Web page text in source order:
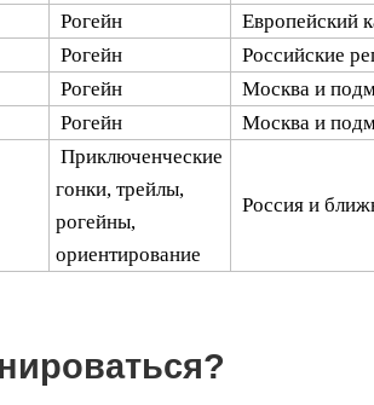
Рогейн Европейский
Рогейн Российские
Рогейн Москва и
Рогейн Москва и
Приключенческие
гонки, трейлы,
рогейны,
ориентирование
Россия и